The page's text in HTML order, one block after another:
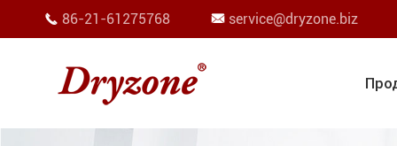
 86-21-61275768  service@dryzone.biz